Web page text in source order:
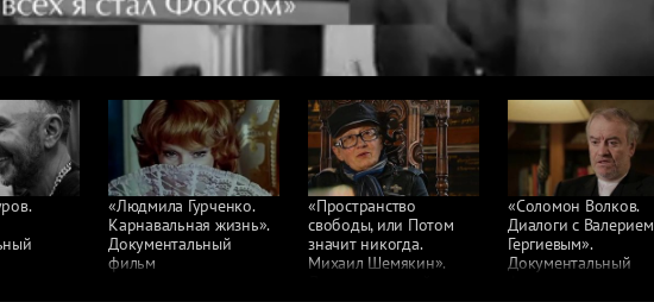
«Людмила Гурченко.
Карнавальная жизнь».
Документальный
фильм
«Пространство
свободы, или Потом
значит никогда.
Михаил Шемякин».
«Соломон Волков.
Диалоги с Валерием
Гергиевым».
Документальный